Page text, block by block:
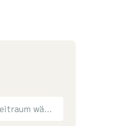
Ein Datum oder Zeitraum wählen